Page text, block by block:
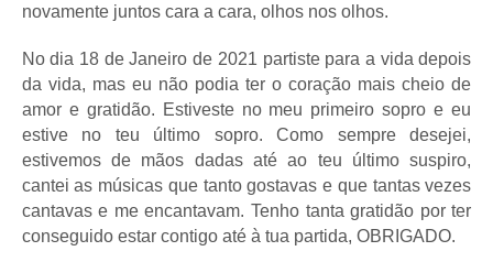
novamente juntos cara a cara, olhos nos olhos.
No dia 18 de Janeiro de 2021 partiste para a vida depois
da vida, mas eu não podia ter o coração mais cheio de
amor e gratidão. Estiveste no meu primeiro sopro e eu
estive no teu último sopro. Como sempre desejei,
estivemos de mãos dadas até ao teu último suspiro,
cantei as músicas que tanto gostavas e que tantas vezes
cantavas e me encantavam. Tenho tanta gratidão por ter
conseguido estar contigo até à tua partida, OBRIGADO.